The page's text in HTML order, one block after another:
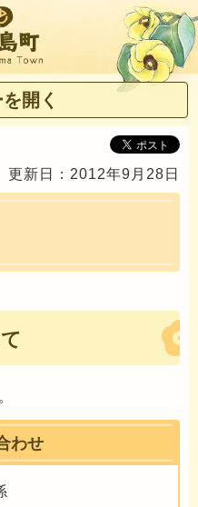
町
開く
更新日：2012年9月28日
わせ